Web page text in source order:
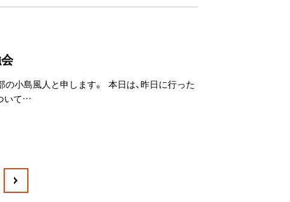
の小島風人と申します。 本日は、昨日に行った
いて…